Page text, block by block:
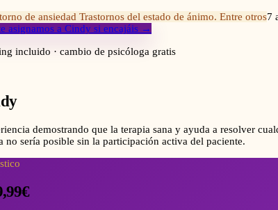
de ansiedad Trastornos del estado de ánimo. Entre otros7
asignamos a Cindy si encajáis →
incluido · cambio de psicóloga gratis
demostrando que la terapia sana y ayuda a resolver
no sería posible sin la participación activa del paciente.